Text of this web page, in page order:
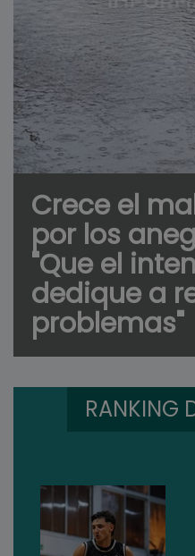
Crece el
por los
"Que el
dedique a
problemas"
RANKING